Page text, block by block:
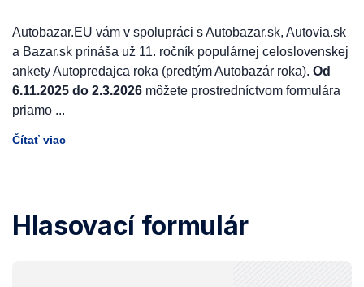
Autobazar.EU vám v spolupráci s Autobazar.sk, Autovia.sk
a Bazar.sk prináša už 11. ročník populárnej celoslovenskej
ankety Autopredajca roka (predtým Autobazár roka). Od
6.11.2025 do 2.3.2026 môžete prostredníctvom formulára
priamo ...
Čítať viac
Hlasovací formulár